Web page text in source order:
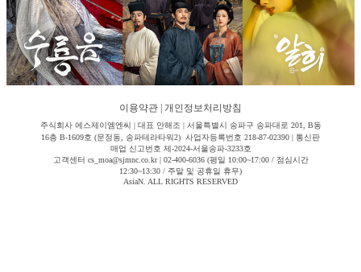
이용약관 개인정보처리방침
주식회사 에스제이엠엔씨 | 대표 안해조 | 서울특별시 송파구 송파대로 201, B동
16층 B-1609호 (문정동, 송파테라타워2) 사업자등록번호 218-87-02390 | 통신판
매업 신고번호 제-2024-서울송파-3233호
고객센터 cs_moa@sjmnc.co.kr | 02-400-6036 (평일 10:00~17:00 / 점심시간
12:30~13:30 / 주말 및 공휴일 휴무)
AsiaN. ALL RIGHTS RESERVED